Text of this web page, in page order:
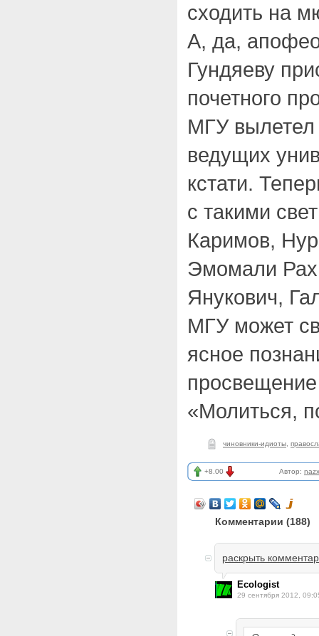
сходить на
А, да,
Гундяеву
почетного
МГУ вылетел
ведущих
кстати.
с такими
Каримов,
Эмомали
Янукович,
МГУ может
ясное
«Молиться,
чиновники-идиоты
+8.00 Автор:
Комментарии (188)
раскрыть
Ecologist
29 сентября 2012,